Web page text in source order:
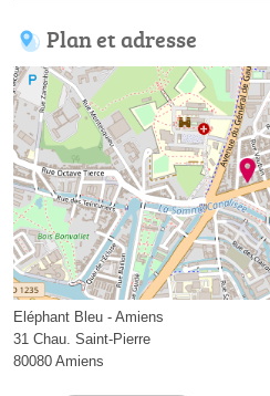
Plan et adresse
Eléphant Bleu - Amiens
31 Chau. Saint-Pierre
80080 Amiens